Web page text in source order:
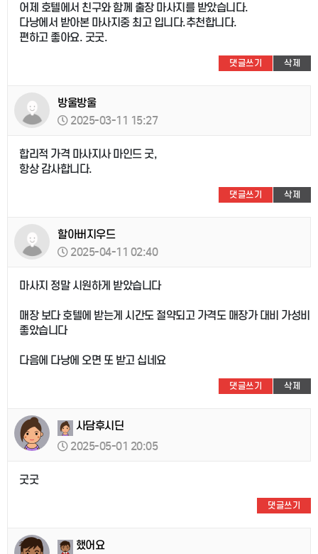
어제 호텔에서 친구와 함께 출장 마사지를 받았습니다.
다낭에서 받아본 마사지중 최고 입니다.추천합니다.
편하고 좋아요. 굿굿.
댓글쓰기 삭제
방울방울
2025-03-11 15:27
합리적 가격 마사지사 마인드 굿,
항상 감사합니다.
댓글쓰기 삭제
할아버지우드
2025-04-11 02:40
마사지 정말 시원하게 받았습니다
매장 보다 호텔에 받는게 시간도 절약되고 가격도 매장가 대비 가성비
좋았습니다
다음에 다낭에 오면 또 받고 십네요
댓글쓰기 삭제
사담후시딘
2025-05-01 20:05
굿굿
댓글쓰기
했어요